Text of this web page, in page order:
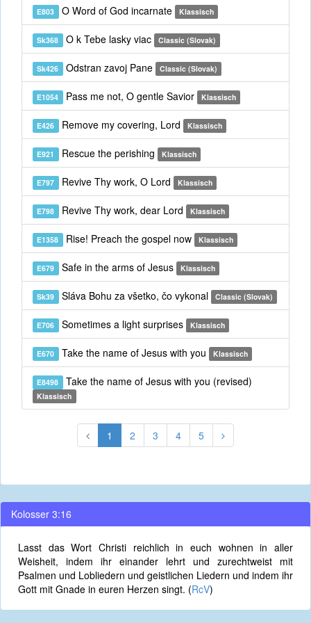
E803 O Word of God incarnate Klassisch
Sk368 O k Tebe lasky viac Classic (Slovak)
Sk426 Odstran zavoj Pane Classic (Slovak)
E1054 Pass me not, O gentle Savior Klassisch
E426 Remove my covering, Lord Klassisch
E921 Rescue the perishing Klassisch
E797 Revive Thy work, O Lord Klassisch
E798 Revive Thy work, dear Lord Klassisch
E1358 Rise! Preach the gospel now Klassisch
E679 Safe in the arms of Jesus Klassisch
Sk39 Sláva Bohu za všetko, čo vykonal Classic (Slovak)
E706 Sometimes a light surprises Klassisch
E670 Take the name of Jesus with you Klassisch
E8498 Take the name of Jesus with you (revised)
Klassisch
1 2 3 4 5
Kolosser 3:16
Lasst das Wort Christi reichlich in euch wohnen in aller
Weisheit, indem ihr einander lehrt und zurechtweist mit
Psalmen und Lobliedern und geistlichen Liedern und indem ihr
Gott mit Gnade in euren Herzen singt. (RcV)